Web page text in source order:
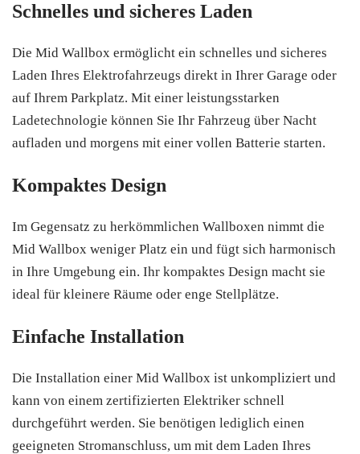
Schnelles und sicheres Laden
Die Mid Wallbox ermöglicht ein schnelles und sicheres
Laden Ihres Elektrofahrzeugs direkt in Ihrer Garage oder
auf Ihrem Parkplatz. Mit einer leistungsstarken
Ladetechnologie können Sie Ihr Fahrzeug über Nacht
aufladen und morgens mit einer vollen Batterie starten.
Kompaktes Design
Im Gegensatz zu herkömmlichen Wallboxen nimmt die
Mid Wallbox weniger Platz ein und fügt sich harmonisch
in Ihre Umgebung ein. Ihr kompaktes Design macht sie
ideal für kleinere Räume oder enge Stellplätze.
Einfache Installation
Die Installation einer Mid Wallbox ist unkompliziert und
kann von einem zertifizierten Elektriker schnell
durchgeführt werden. Sie benötigen lediglich einen
geeigneten Stromanschluss, um mit dem Laden Ihres